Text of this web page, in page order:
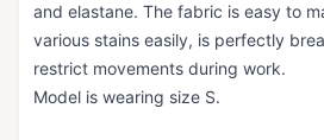
and elastane. The fabric is easy to
various stains easily, is perfectly
restrict movements during work.
Model is wearing size S.